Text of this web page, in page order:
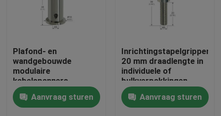
Plafond- en
wandgebouwde
modulaire
kabelspanners
Installatie met
veerhoekAanvraag sturen
Inrichtingstapelgrippers
20 mm draadlengte in
individuele of
bulkverpakkingen
Aanvraag sturen